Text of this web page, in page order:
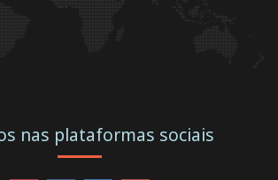
nas plataformas sociais